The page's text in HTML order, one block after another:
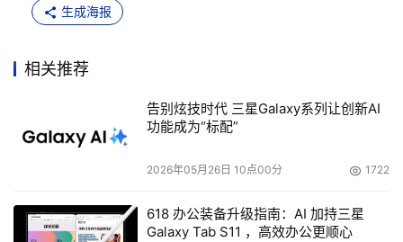
生成海报
相关推荐
告别炫技时代 三星Galaxy系列让创新AI
功能成为“标配”
2026年05月26日 10点00分 1722
618 办公装备升级指南：AI 加持三星
Galaxy Tab S11 ，高效办公更顺心